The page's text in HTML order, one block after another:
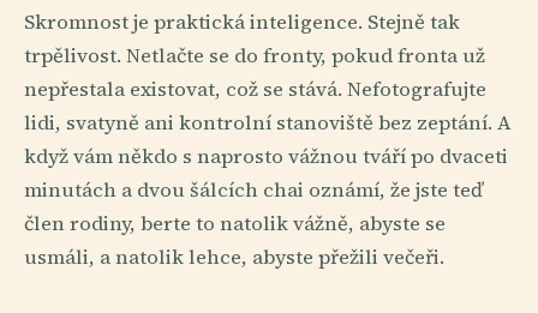
Skromnost je praktická inteligence. Stejně tak
trpělivost. Netlačte se do fronty, pokud fronta už
nepřestala existovat, což se stává. Nefotografujte
lidi, svatyně ani kontrolní stanoviště bez zeptání. A
když vám někdo s naprosto vážnou tváří po dvaceti
minutách a dvou šálcích chai oznámí, že jste teď
člen rodiny, berte to natolik vážně, abyste se
usmáli, a natolik lehce, abyste přežili večeři.